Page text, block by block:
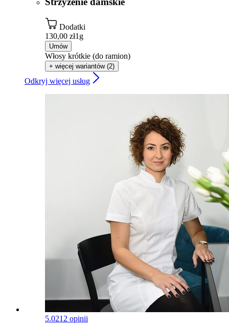
Dodatki
130,00 zł1g
Umów
Włosy krótkie (do ramion)
+ więcej wariantów (2)
Odkryj więcej usług
5.0212 opinii